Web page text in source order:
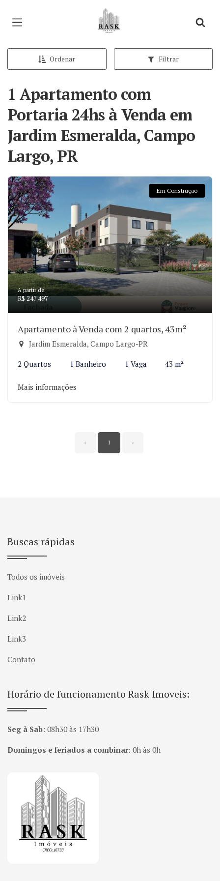
Página inicial
Ordenar Filtrar
1 Apartamento com
Portaria 24hs à Venda em
Jardim Esmeralda, Campo
Largo, PR
Em Construção
A partir de:
R$ 247.497
Apartamento à Venda com 2 quartos, 43m²
Jardim Esmeralda, Campo Largo-PR
2 Quartos 1 Banheiro 1 Vaga 43 m²
Mais informações
‹ 1 ›
Buscas rápidas
Todos os imóveis
Link1
Link2
Link3
Contato
Horário de funcionamento Rask Imoveis:
Seg à Sab: 08h30 às 17h30
Domingos e feriados a combinar: 0h às 0h
Página inicial